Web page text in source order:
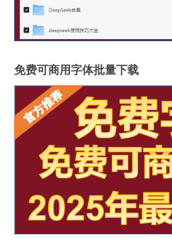
免费可商用字体批量下载